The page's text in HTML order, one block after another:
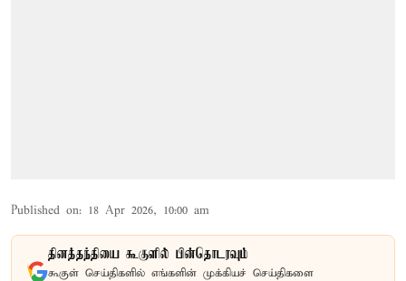
Published on: 18 Apr 2026, 10:00 am
தினத்தந்தியை கூகுளில் பின்தொடரவும்
கூகுள் செய்திகளில் எங்களின் முக்கியச் செய்திகளை